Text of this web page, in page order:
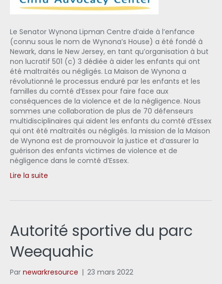
Le Senator Wynona Lipman Centre d’aide à l’enfance
(connu sous le nom de Wynona’s House) a été fondé à
Newark, dans le New Jersey, en tant qu’organisation à but
non lucratif 501 (c) 3 dédiée à aider les enfants qui ont
été maltraités ou négligés. La Maison de Wynona a
révolutionné le processus enduré par les enfants et les
familles du comté d’Essex pour faire face aux
conséquences de la violence et de la négligence. Nous
sommes une collaboration de plus de 70 défenseurs
multidisciplinaires qui aident les enfants du comté d’Essex
qui ont été maltraités ou négligés. la mission de la Maison
de Wynona est de promouvoir la justice et d’assurer la
guérison des enfants victimes de violence et de
négligence dans le comté d’Essex.
Lire la suite
Autorité sportive du parc
Weequahic
Par newarkresource | 23 mars 2022